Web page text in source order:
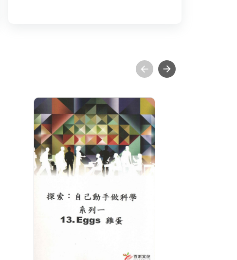
探索：自己動手做科學
(系列一)(13)雞蛋
分級: 普遍級
片長: 22 min
發行: 2019-04
導演: 史提夫斯潘格勒 主持